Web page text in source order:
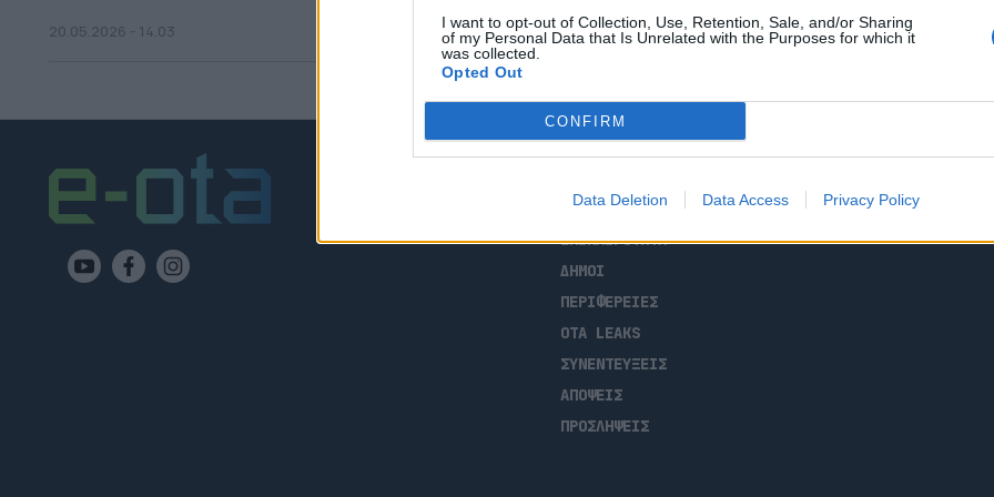
I want to opt-out of Collection, Use, Retention, Sale, and/or Sharing
of my Personal Data that Is Unrelated with the Purposes for which it
was collected.
Opted Out
CONFIRM
Data Deletion Data Access Privacy Policy
20.05.2026 - 14.03
ΡΟΗ ΕΙΔΗΣΕΩΝ
ΕΠΙΚΑΙΡΟΤΗΤΑ
ΔΗΜΟΙ
ΠΕΡΙΦΕΡΕΙΕΣ
OTA LEAKS
ΣΥΝΕΝΤΕΥΞΕΙΣ
ΑΠΟΨΕΙΣ
ΠΡΟΣΛΗΨΕΙΣ